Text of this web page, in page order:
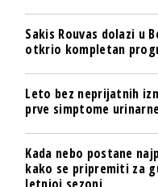
Sakis Rouvas dolazi u
otkrio kompletan
Leto bez neprijatnih
prve simptome
Kada nebo postane
kako se pripremiti za